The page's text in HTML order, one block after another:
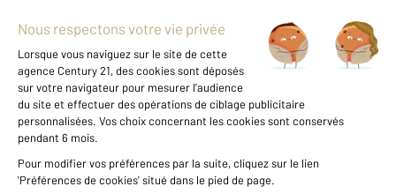
À propos
International
Nous contacter